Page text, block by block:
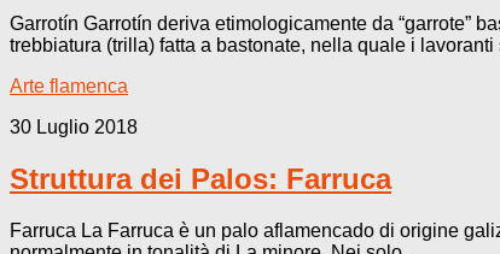
Garrotín Garrotín deriva etimologicamente da “garrote”
trebbiatura (trilla) fatta a bastonate, nella quale i
Arte flamenca
30 Luglio 2018
Struttura dei Palos: Farruca
Farruca La Farruca è un palo aflamencado di origine